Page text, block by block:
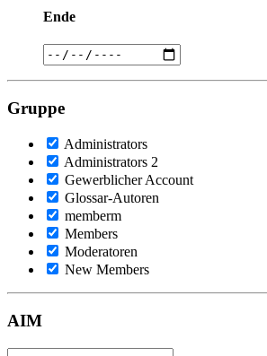
Ende
Gruppe
Administrators
Administrators 2
Gewerblicher Account
Glossar-Autoren
memberm
Members
Moderatoren
New Members
AIM